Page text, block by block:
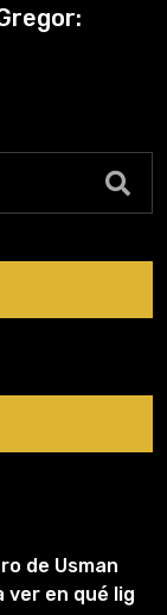
de Usman
ver en qué liga